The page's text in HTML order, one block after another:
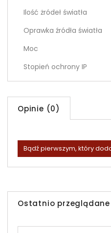
Ilość żródeł światła
Oprawka źródła światła
Moc
Stopień ochrony IP
Opinie (0)
Bądź pierwszym, który
Ostatnio przeglądane